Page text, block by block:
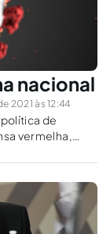
nacional
2021 às 12:44
de
vermelha,
reeleito em